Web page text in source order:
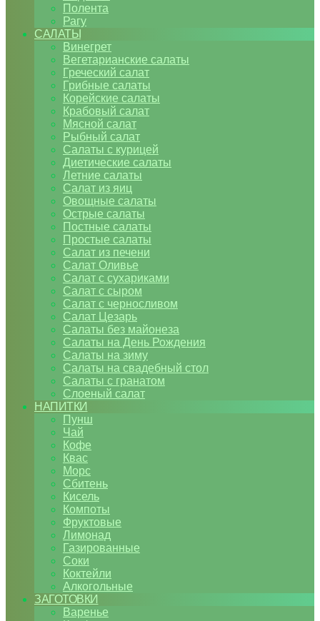
Полента
Рагу
САЛАТЫ
Винегрет
Вегетарианские салаты
Греческий салат
Грибные салаты
Корейские салаты
Крабовый салат
Мясной салат
Рыбный салат
Салаты с курицей
Диетические салаты
Летние салаты
Салат из яиц
Овощные салаты
Острые салаты
Постные салаты
Простые салаты
Салат из печени
Салат Оливье
Салат с сухариками
Салат с сыром
Салат с черносливом
Салат Цезарь
Салаты без майонеза
Салаты на День Рождения
Салаты на зиму
Салаты на свадебный стол
Салаты с гранатом
Слоеный салат
НАПИТКИ
Пунш
Чай
Кофе
Квас
Морс
Сбитень
Кисель
Компоты
Фруктовые
Лимонад
Газированные
Соки
Коктейли
Алкогольные
ЗАГОТОВКИ
Варенье